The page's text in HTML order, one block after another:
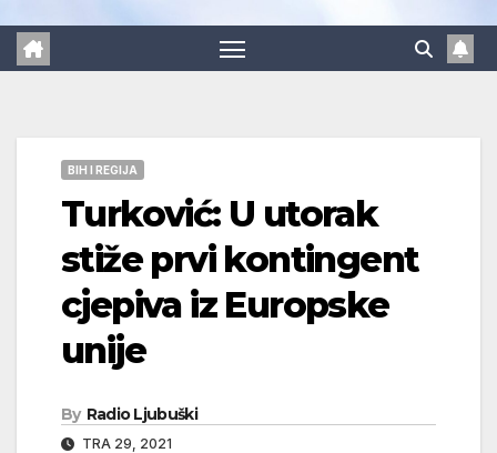
BIH I REGIJA
Turković: U utorak
stiže prvi kontingent
cjepiva iz Europske
unije
By Radio Ljubuški
TRA 29, 2021